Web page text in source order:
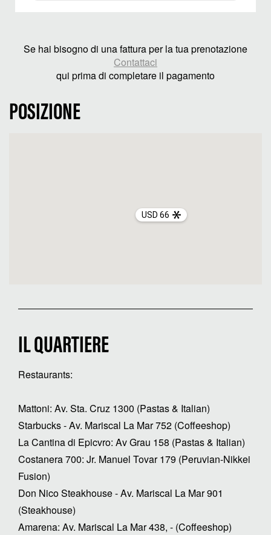
Se hai bisogno di una fattura per la tua prenotazione
Contattaci
qui prima di completare il pagamento
POSIZIONE
USD 66
IL QUARTIERE
Restaurants:
Mattoni: Av. Sta. Cruz 1300 (Pastas & Italian)
Starbucks - Av. Mariscal La Mar 752 (Coffeeshop)
La Cantina di Epicvro: Av Grau 158 (Pastas & Italian)
Costanera 700: Jr. Manuel Tovar 179 (Peruvian-Nikkei
Fusion)
Don Nico Steakhouse - Av. Mariscal La Mar 901
(Steakhouse)
Amarena: Av. Mariscal La Mar 438, - (Coffeeshop)